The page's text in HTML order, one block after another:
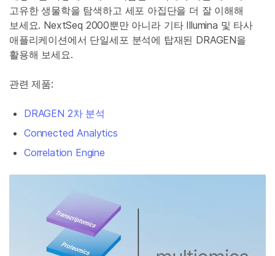
고유한 생물학을 탐색하고 세포 아집단을 더 잘 이해해
보세요. NextSeq 2000뿐만 아니라 기타 Illumina 및 타사
애플리케이션에서 단일세포 분석에 탑재된 DRAGEN을
활용해 보세요.
관련 제품:
DRAGEN 2차 분석
Connected Analytics
Correlation Engine